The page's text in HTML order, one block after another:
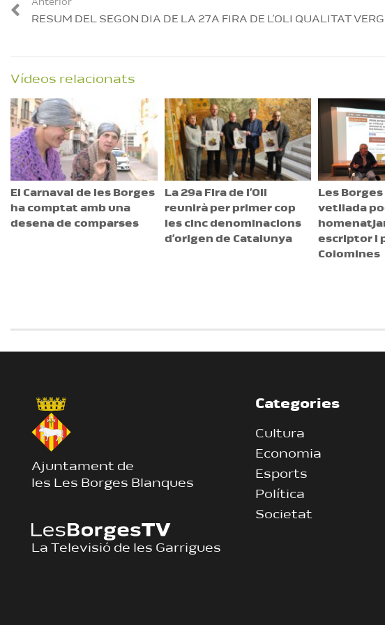
Anterior
RESUM DEL SEGON DIA DE LA 27A FIRA DE L’OLI QUALITAT
Vídeos relacionats
El Carnaval de les Borges
ha comptat amb una
desena de comparses
La 29a Fira de l’Oli
reunirà per primer cop
les cinc denominacions
d’origen de Catalunya
Les
vetllada
escriptor i
Colomines
Ajuntament de
les Les Borges Blanques
La Televisió de les Garrigues
Categories
Cultura
Economia
Esports
Política
Societat